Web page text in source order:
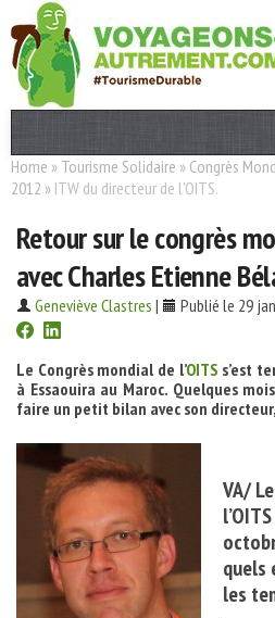
Actualités
Destinations
Acteurs
Thèmes
OK
Home » Tourisme Solidaire » Congrès
2012 » ITW du directeur de l'OITS.
Retour sur le congrès
avec Charles Etienne
Geneviève Clastres | Publié le 29
Le Congrès mondial de l’OITS s’est
à Essaouira au Maroc. Quelques
faire un petit bilan avec son
VA/
quels
les